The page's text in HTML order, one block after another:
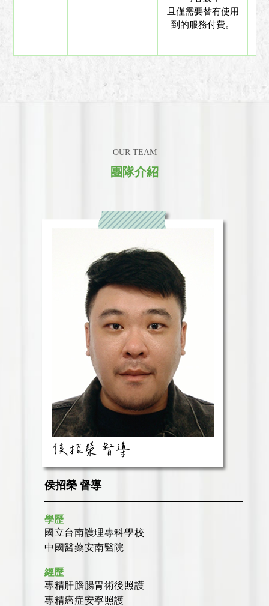
且僅需要替有使用
到的服務付費。
OUR TEAM
團隊介紹
侯招榮 督導
學歷
國立台南護理專科學校
中國醫藥安南醫院
經歷
專精肝膽腸胃術後照護
專精癌症安寧照護